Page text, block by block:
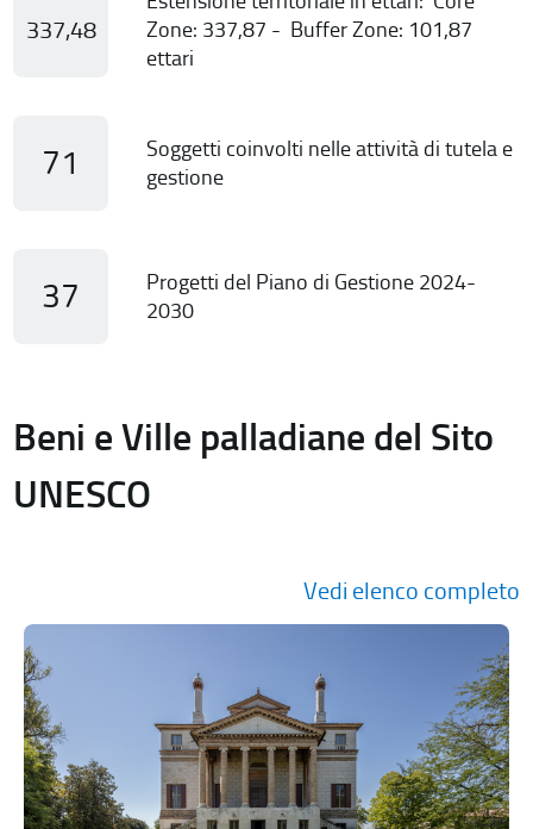
337,48
Zone: 337,87 - Buffer Zone: 101,87
ettari
71
Soggetti coinvolti nelle attività di tutela e
gestione
37
Progetti del Piano di Gestione 2024-
2030
Beni e Ville palladiane del Sito
UNESCO
Vedi elenco completo